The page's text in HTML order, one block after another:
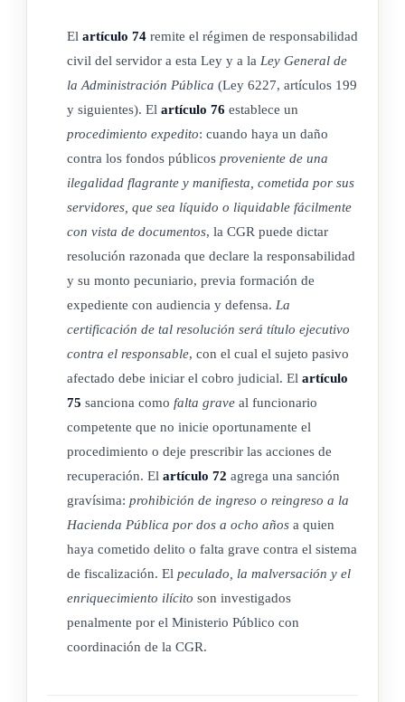
Finalidad del Ordenamiento de Control y Fiscalización
superiores. Los fines primordiales del ordenamiento
conformidad con esta Ley.
ARTÍCULO 12
Órgano rector del Ordenamiento.
La Contraloría General de la República es el órgano rector
del ordenamiento de control y fiscalización superiores,
contemplado en esta Ley.
Las disposiciones, normas, políticas y directrices que ella
dicte, dentro del ámbito de su competencia, son de
acatamiento obligatorio y prevalecerán sobre cualesquiera
otras disposiciones de los sujetos pasivos que se le opongan.
La Contraloría General de la República dictará, también, las
instrucciones y órdenes dirigidas a los sujetos pasivos, que
resulten necesarias para el cabal ejercicio de sus funciones de
El artículo 74 remite el régimen de responsabilidad
civil del servidor a esta Ley y a la Ley General de
la Administración Pública (Ley 6227, artículos 199
y siguientes). El artículo 76 establece un
procedimiento expedito: cuando haya un daño
contra los fondos públicos proveniente de una
ilegalidad flagrante y manifiesta, cometida por sus
servidores, que sea líquido o liquidable fácilmente
con vista de documentos, la CGR puede dictar
resolución razonada que declare la responsabilidad
y su monto pecuniario, previa formación de
expediente con audiencia y defensa. La
certificación de tal resolución será título ejecutivo
contra el responsable, con el cual el sujeto pasivo
afectado debe iniciar el cobro judicial. El artículo
75 sanciona como falta grave al funcionario
competente que no inicie oportunamente el
procedimiento o deje prescribir las acciones de
recuperación. El artículo 72 agrega una sanción
gravísima: prohibición de ingreso o reingreso a la
Hacienda Pública por dos a ocho años a quien
haya cometido delito o falta grave contra el sistema
de fiscalización. El peculado, la malversación y el
enriquecimiento ilícito son investigados
penalmente por el Ministerio Público con
coordinación de la CGR.